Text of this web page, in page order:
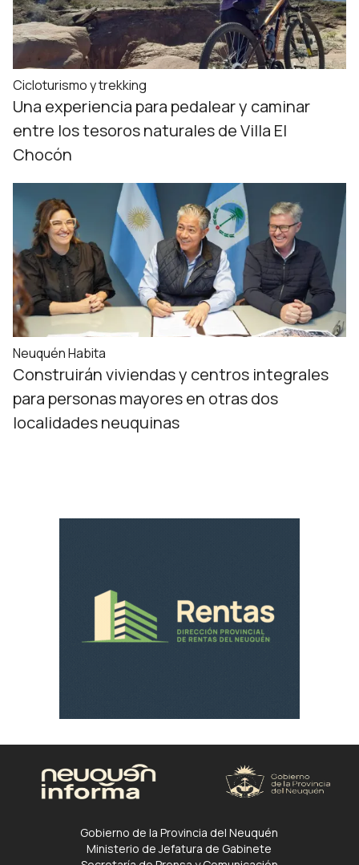
Cicloturismo y trekking
Una experiencia para pedalear y caminar
entre los tesoros naturales de Villa El
Chocón
Neuquén Habita
Construirán viviendas y centros integrales
para personas mayores en otras dos
localidades neuquinas
Gobierno de la Provincia del Neuquén
Ministerio de Jefatura de Gabinete